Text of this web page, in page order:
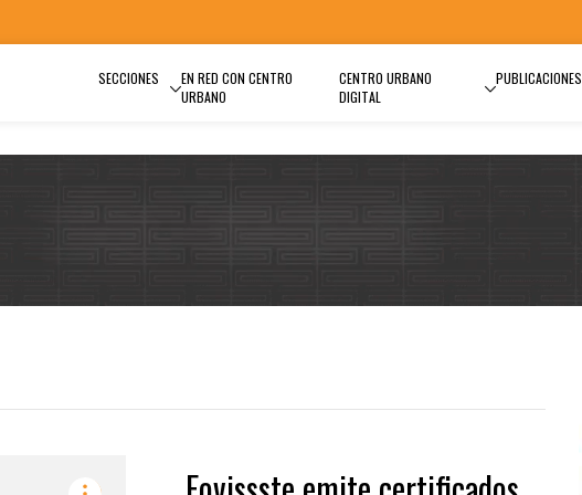
SECCIONES
EN RED CON CENTRO
URBANO
CENTRO URBANO
DIGITAL
PUBLICACIONES